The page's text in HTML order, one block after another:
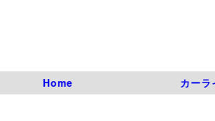
Home カーラ